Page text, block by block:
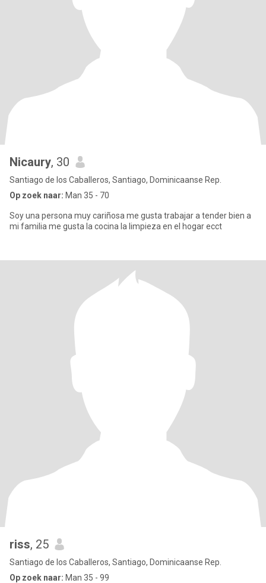
Nicaury, 30
Santiago de los Caballeros, Santiago, Dominicaanse Rep.
Op zoek naar: Man 35 - 70
Soy una persona muy cariñosa me gusta trabajar a tender bien a
mi familia me gusta la cocina la limpieza en el hogar ecct
riss, 25
Santiago de los Caballeros, Santiago, Dominicaanse Rep.
Op zoek naar: Man 35 - 99